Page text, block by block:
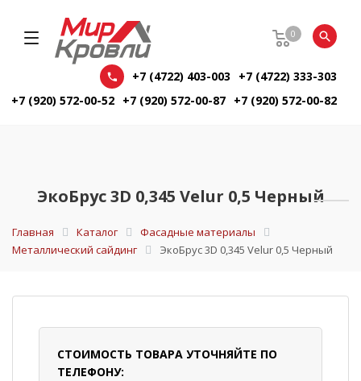
0
+7 (4722) 403-003
+7 (4722) 333-303
+7 (920) 572-00-52 +7 (920) 572-00-87 +7 (920) 572-00-82
ЭкоБрус 3D 0,345 Velur 0,5 Черный
Главная Каталог
Фасадные материалы
Металлический сайдинг
ЭкоБрус 3D 0,345 Velur 0,5 Черный
СТОИМОСТЬ ТОВАРА УТОЧНЯЙТЕ ПО
ТЕЛЕФОНУ: